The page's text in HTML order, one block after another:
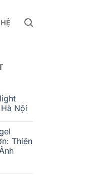
Nội
Thiên